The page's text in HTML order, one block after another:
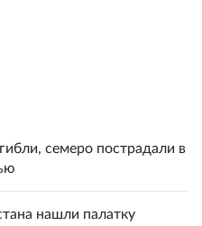
семеро пострадали в
нашли палатку